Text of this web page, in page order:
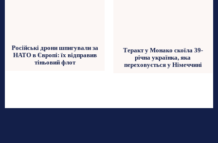
Російські дрони шпигували за
НАТО в Європі: їх відправив
тіньовий флот
Теракт у Монако скоїла 39-
річна українка, яка
переховується у Німеччині